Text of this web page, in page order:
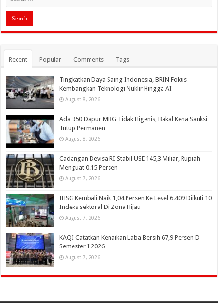
Recent Popular Comments Tags
Tingkatkan Daya Saing Indonesia, BRIN Fokus
Kembangkan Teknologi Nuklir Hingga AI
August 8, 2026
Ada 950 Dapur MBG Tidak Higenis, Bakal Kena Sanksi
Tutup Permanen
August 8, 2026
Cadangan Devisa RI Stabil USD145,3 Miliar, Rupiah
Menguat 0,15 Persen
August 7, 2026
IHSG Kembali Naik 1,04 Persen Ke Level 6.409 Diikuti 10
Indeks sektoral Di Zona Hijau
August 7, 2026
KAQI Catatkan Kenaikan Laba Bersih 67,9 Persen Di
Semester I 2026
August 7, 2026